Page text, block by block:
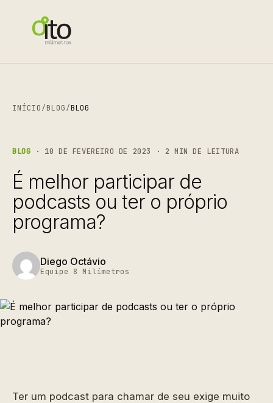
INÍCIO/BLOG/BLOG
BLOG · 10 DE FEVEREIRO DE 2023 · 2 MIN DE LEITURA
É melhor participar de
podcasts ou ter o próprio
programa?
Diego Octávio
Equipe 8 Milímetros
Ter um podcast para chamar de seu exige muito